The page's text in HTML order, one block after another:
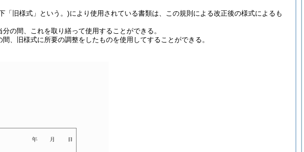
「旧様式」という。)により使用されている書類は、この規則による改正後の様式によるも
の間、これを取り繕って使用することができる。
、旧様式に所要の調整をしたものを使用してすることができる。